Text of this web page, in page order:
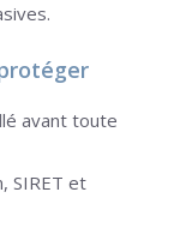
avant toute
SIRET et